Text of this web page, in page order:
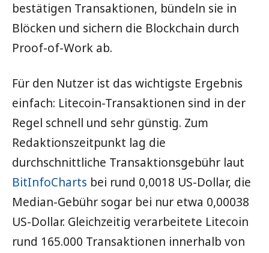
bestätigen Transaktionen, bündeln sie in
Blöcken und sichern die Blockchain durch
Proof-of-Work ab.
Für den Nutzer ist das wichtigste Ergebnis
einfach: Litecoin-Transaktionen sind in der
Regel schnell und sehr günstig. Zum
Redaktionszeitpunkt lag die
durchschnittliche Transaktionsgebühr laut
BitInfoCharts bei rund 0,0018 US-Dollar, die
Median-Gebühr sogar bei nur etwa 0,00038
US-Dollar. Gleichzeitig verarbeitete Litecoin
rund 165.000 Transaktionen innerhalb von